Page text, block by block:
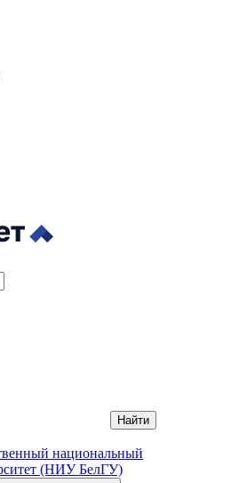
Найти